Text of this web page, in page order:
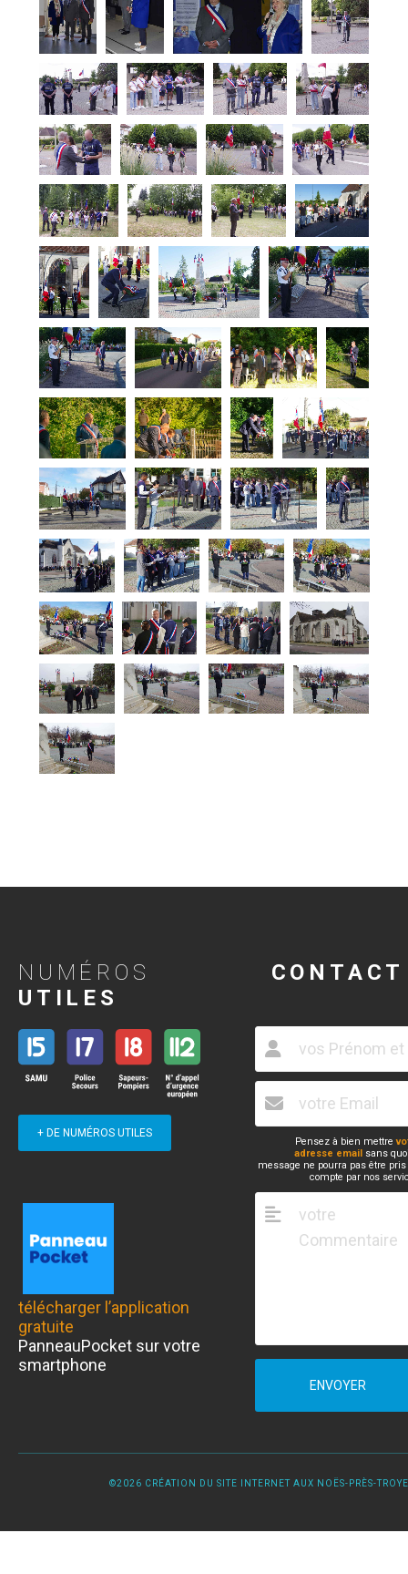
NUMÉROS
UTILES
+ DE NUMÉROS UTILES
télécharger l’application
gratuite
PanneauPocket sur votre
smartphone
CONTACT
Pensez à bien mettre
adresse email sans
message ne pourra pas être
compte par nos
ENVOYER
©2026 CRÉATION DU SITE INTERNET AUX NOËS-PRÈS-